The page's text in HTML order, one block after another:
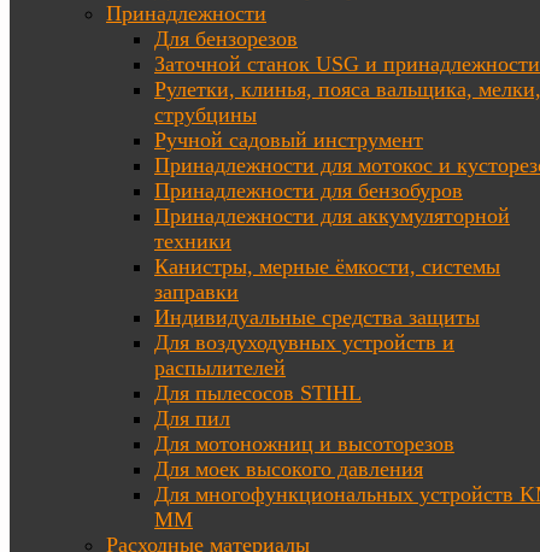
Принадлежности
Для бензорезов
Заточной станок USG и принадлежности
Рулетки, клинья, пояса вальщика, мелки,
струбцины
Ручной садовый инструмент
Принадлежности для мотокос и
Принадлежности для бензобуров
Принадлежности для аккумуляторной
техники
Канистры, мерные ёмкости, системы
заправки
Индивидуальные средства защиты
Для воздуходувных устройств и
распылителей
Для пылесосов STIHL
Для пил
Для мотоножниц и высоторезов
Для моек высокого давления
Для многофункциональных устройств
MM
Расходные материалы